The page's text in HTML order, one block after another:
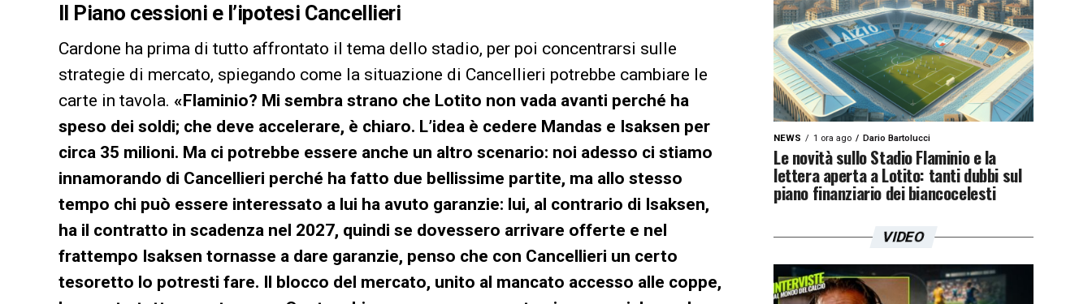
Il Piano cessioni e l’ipotesi Cancellieri
Cardone ha prima di tutto affrontato il tema dello stadio, per poi concentrarsi sulle
strategie di mercato, spiegando come la situazione di Cancellieri potrebbe cambiare le
carte in tavola. «Flaminio? Mi sembra strano che Lotito non vada avanti perché ha
speso dei soldi; che deve accelerare, è chiaro. L’idea è cedere Mandas e Isaksen per
circa 35 milioni. Ma ci potrebbe essere anche un altro scenario: noi adesso ci stiamo
innamorando di Cancellieri perché ha fatto due bellissime partite, ma allo stesso
tempo chi può essere interessato a lui ha avuto garanzie: lui, al contrario di Isaksen,
ha il contratto in scadenza nel 2027, quindi se dovessero arrivare offerte e nel
frattempo Isaksen tornasse a dare garanzie, penso che con Cancellieri un certo
tesoretto lo potresti fare. Il blocco del mercato, unito al mancato accesso alle coppe,
NEWS 1 ora ago Dario Bartolucci
Le novità sullo Stadio Flaminio e la
lettera aperta a Lotito: tanti dubbi sul
piano finanziario dei biancocelesti
VIDEO